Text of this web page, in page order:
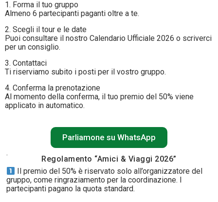
1. Forma il tuo gruppo
Almeno 6 partecipanti paganti oltre a te.
2. Scegli il tour e le date
Puoi consultare il nostro Calendario Ufficiale 2026 o scriverci
per un consiglio.
3. Contattaci
Ti riserviamo subito i posti per il vostro gruppo.
4. Conferma la prenotazione
Al momento della conferma, il tuo premio del 50% viene
applicato in automatico.
Parliamone su WhatsApp
Regolamento “Amici & Viaggi 2026”
.
Il premio del 50% è riservato solo all’organizzatore del
gruppo, come ringraziamento per la coordinazione. I
partecipanti pagano la quota standard.